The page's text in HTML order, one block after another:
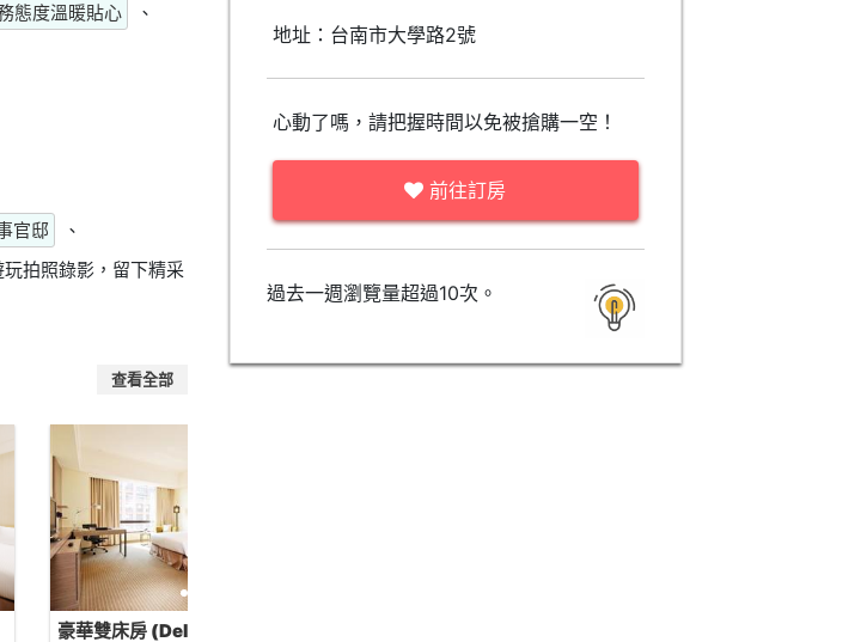
態度溫暖貼心
、
官邸
、
玩拍照錄影，留下精采
查看全部
豪華雙床房 (Deluxe Twin)
地址：台南市大學路2號
心動了嗎，請把握時間以免被搶購一空！
前往訂房
過去一週瀏覽量超過10次。